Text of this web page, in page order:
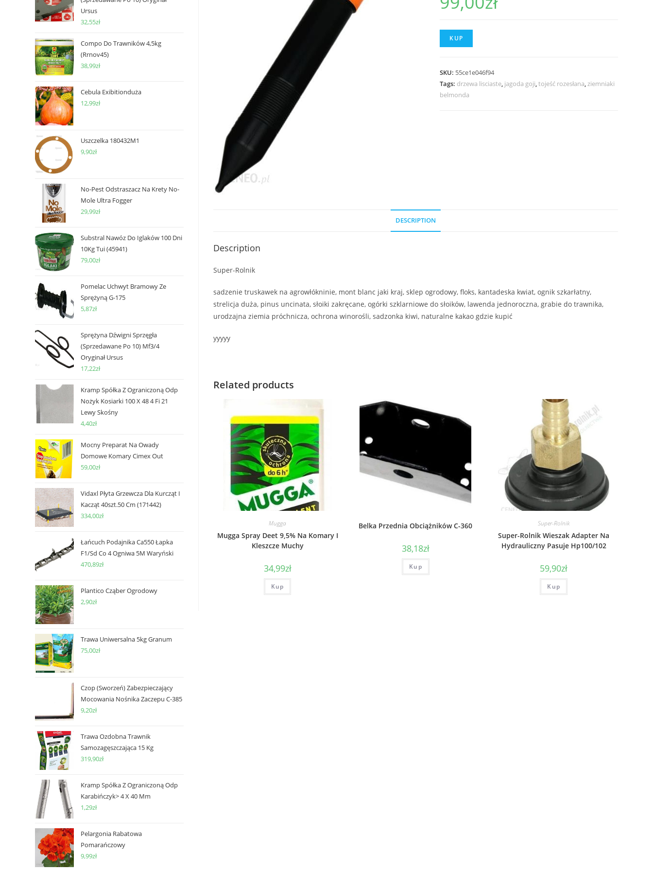
KUP
SKU: 55ce1e046f94
Tags: drzewa lisciaste, jagoda goji,tojeść rozesłana,ziemniaki
belmonda
DESCRIPTION
Description
Super-Rolnik
sadzenie truskawek na agrowłókninie, mont blanc jaki kraj, sklep ogrodowy, floks, kantadeska kwiat, ognik szkarłatny,
strelicja duża, pinus uncinata, słoiki zakręcane, ogórki szklarniowe do słoików, lawenda jednoroczna, grabie do trawnika,
urodzajna ziemia próchnicza, ochrona winorośli, sadzonka kiwi, naturalne kakao gdzie kupić
yyyyy
Related products
Mugga
Mugga Spray Deet 9,5% Na Komary I
Kleszcze Muchy
34,99zł
Kup
Belka Przednia Obciążników C-360
38,18zł
Kup
Super-Rolnik
Super-Rolnik Wieszak Adapter Na
Hydrauliczny Pasuje Hp100/102
59,90zł
Kup
Ursus
32,55zł
Compo Do Trawników 4,5kg
(Rrnov45)
38,99zł
Cebula Exibitionduża
12,99zł
Uszczelka 180432M1
9,90zł
No-Pest Odstraszacz Na Krety No-
Mole Ultra Fogger
29,99zł
Substral Nawóz Do Iglaków 100 Dni
10Kg Tui (45941)
79,00zł
Pomelac Uchwyt Bramowy Ze
Sprężyną G-175
5,87zł
Sprężyna Dźwigni Sprzęgła
(Sprzedawane Po 10) Mf3/4
Oryginał Ursus
17,22zł
Kramp Spółka Z Ograniczoną Odp
Nożyk Kosiarki 100 X 48 4 Fi 21
Lewy Skośny
4,40zł
Mocny Preparat Na Owady
Domowe Komary Cimex Out
59,00zł
Vidaxl Płyta Grzewcza Dla Kurcząt I
Kacząt 40szt.50 Cm (171442)
334,00zł
Łańcuch Podajnika Ca550 Łapka
F1/Sd Co 4 Ogniwa 5M Waryński
470,89zł
Plantico Cząber Ogrodowy
2,90zł
Trawa Uniwersalna 5kg Granum
75,00zł
Czop (Sworzeń) Zabezpieczający
Mocowania Nośnika Zaczepu C-385
9,20zł
Trawa Ozdobna Trawnik
Samozagęszczająca 15 Kg
319,90zł
Kramp Spółka Z Ograniczoną Odp
Karabińczyk> 4 X 40 Mm
1,29zł
Pelargonia Rabatowa
Pomarańczowy
9,99zł